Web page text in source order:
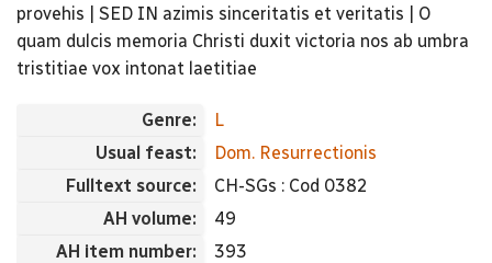
provehis | SED IN azimis sinceritatis et veritatis | O
quam dulcis memoria Christi duxit victoria nos ab umbra
tristitiae vox intonat laetitiae
Genre:
L
Usual feast:
Dom. Resurrectionis
Fulltext source:
CH-SGs : Cod 0382
AH volume:
49
AH item number:
393